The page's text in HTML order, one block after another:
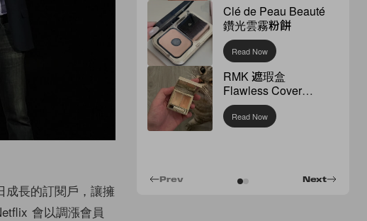
成長的訂閱戶，讓擁
會以調漲會員
Clé de Peau Beauté
鑽光雲霧粉餅
Read Now
RMK 遮瑕盒
Flawless Cover
Concealer
Read Now
Next
Prev